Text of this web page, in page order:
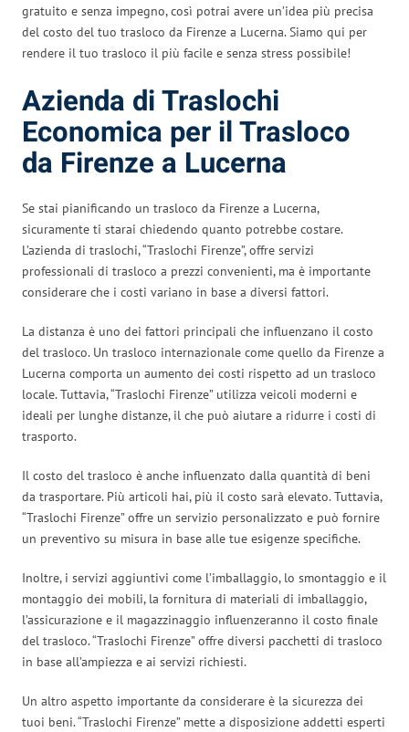
gratuito e senza impegno, così potrai avere un’idea più precisa
del costo del tuo trasloco da Firenze a Lucerna. Siamo qui per
rendere il tuo trasloco il più facile e senza stress possibile!
Azienda di Traslochi
Economica per il Trasloco
da Firenze a Lucerna
Se stai pianificando un trasloco da Firenze a Lucerna,
sicuramente ti starai chiedendo quanto potrebbe costare.
L’azienda di traslochi, “Traslochi Firenze”, offre servizi
professionali di trasloco a prezzi convenienti, ma è importante
considerare che i costi variano in base a diversi fattori.
La distanza è uno dei fattori principali che influenzano il costo
del trasloco. Un trasloco internazionale come quello da Firenze a
Lucerna comporta un aumento dei costi rispetto ad un trasloco
locale. Tuttavia, “Traslochi Firenze” utilizza veicoli moderni e
ideali per lunghe distanze, il che può aiutare a ridurre i costi di
trasporto.
Il costo del trasloco è anche influenzato dalla quantità di beni
da trasportare. Più articoli hai, più il costo sarà elevato. Tuttavia,
“Traslochi Firenze” offre un servizio personalizzato e può fornire
un preventivo su misura in base alle tue esigenze specifiche.
Inoltre, i servizi aggiuntivi come l’imballaggio, lo smontaggio e il
montaggio dei mobili, la fornitura di materiali di imballaggio,
l’assicurazione e il magazzinaggio influenzeranno il costo finale
del trasloco. “Traslochi Firenze” offre diversi pacchetti di trasloco
in base all’ampiezza e ai servizi richiesti.
Un altro aspetto importante da considerare è la sicurezza dei
tuoi beni. “Traslochi Firenze” mette a disposizione addetti esperti